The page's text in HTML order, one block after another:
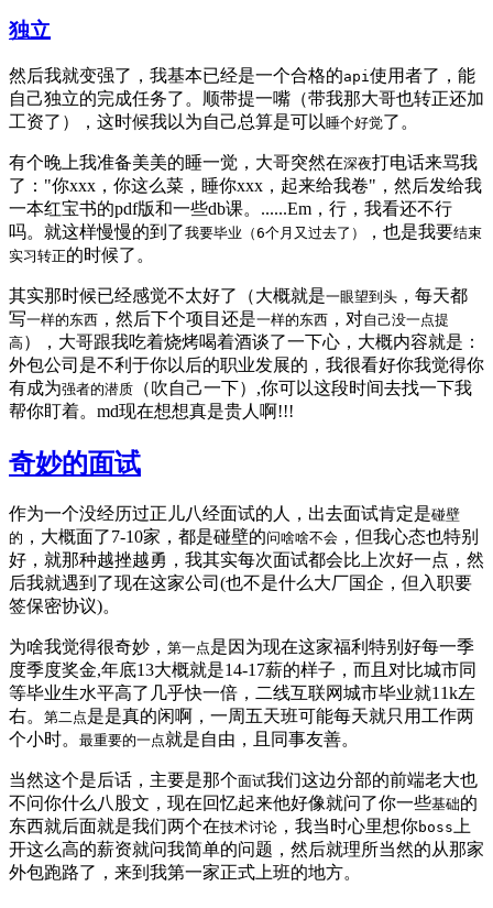
独立
然后我就变强了，我基本已经是一个合格的api使用者了，能
自己独立的完成任务了。顺带提一嘴（带我那大哥也转正还加
工资了），这时候我以为自己总算是可以 睡个好觉了。
有个晚上我准备美美的睡一觉，大哥突然在深夜打电话来骂我
了："你xxx，你这么菜，睡你xxx，起来给我卷"，然后发给我
一本红宝书的pdf版和一些db课。......Em，行，我看还不行
吗。就这样慢慢的到了我要毕业（6个月又过去了） ，也是我要结束
实习转正的时候了。
其实那时候已经感觉不太好了（大概就是一眼望到头 ，每天都
写一样的东西 ，然后下个项目还是一样的东西 ，对自己没一点提
高），大哥跟我吃着烧烤喝着酒谈了一下心，大概内容就是：
外包公司是不利于你以后的职业发展的，我很看好你我觉得你
有成为强者的潜质 （吹自己一下）,你可以这段时间去找一下我
帮你盯着。md现在想想真是贵人啊!!!
奇妙的面试
作为一个没经历过正儿八经面试的人，出去面试肯定是碰壁
的 ，大概面了7-10家，都是碰壁的问啥啥不会 ，但我心态也特别
好，就那种越挫越勇，我其实每次面试都会比上次好一点，然
后我就遇到了现在这家公司(也不是什么大厂国企，但入职要
签保密协议)。
为啥我觉得很奇妙， 第一点是因为现在这家福利特别好每一季
度季度奖金,年底13大概就是14-17薪的样子，而且对比城市同
等毕业生水平高了几乎快一倍，二线互联网城市毕业就11k左
右。 第二点是是真的闲啊，一周五天班可能每天就只用工作两
个小时。 最重要的一点就是自由，且同事友善。
当然这个是后话，主要是那个面试我们这边分部的前端老大也
不问你什么八股文，现在回忆起来他好像就问了你一些基础的
东西就后面就是我们两个在技术讨论 ，我当时心里想你boss 上
开这么高的薪资就问我简单的问题，然后就理所当然的从那家
外包跑路了，来到我第一家正式上班的地方。